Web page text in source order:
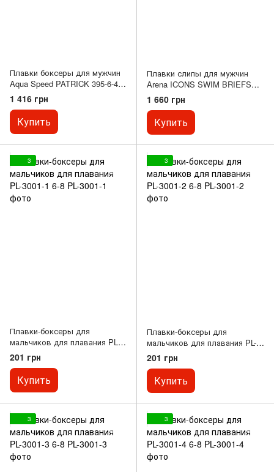
Плавки боксеры для мужчин
Aqua Speed PATRICK 395-6-4
Темно синий 395-04 (Оригинал)
3XL
1 416 грн
Купить
Плавки слипы для мужчин
Arena ICONS SWIM BRIEFS
SOLID Черный 005049-510
(Оригинал) 75
1 660 грн
Купить
3
Плавки-боксеры для
мальчиков для плавания PL-
3001-1 6-8
201 грн
Купить
3
Плавки-боксеры для
мальчиков для плавания PL-
3001-2 6-8
201 грн
Купить
3 3